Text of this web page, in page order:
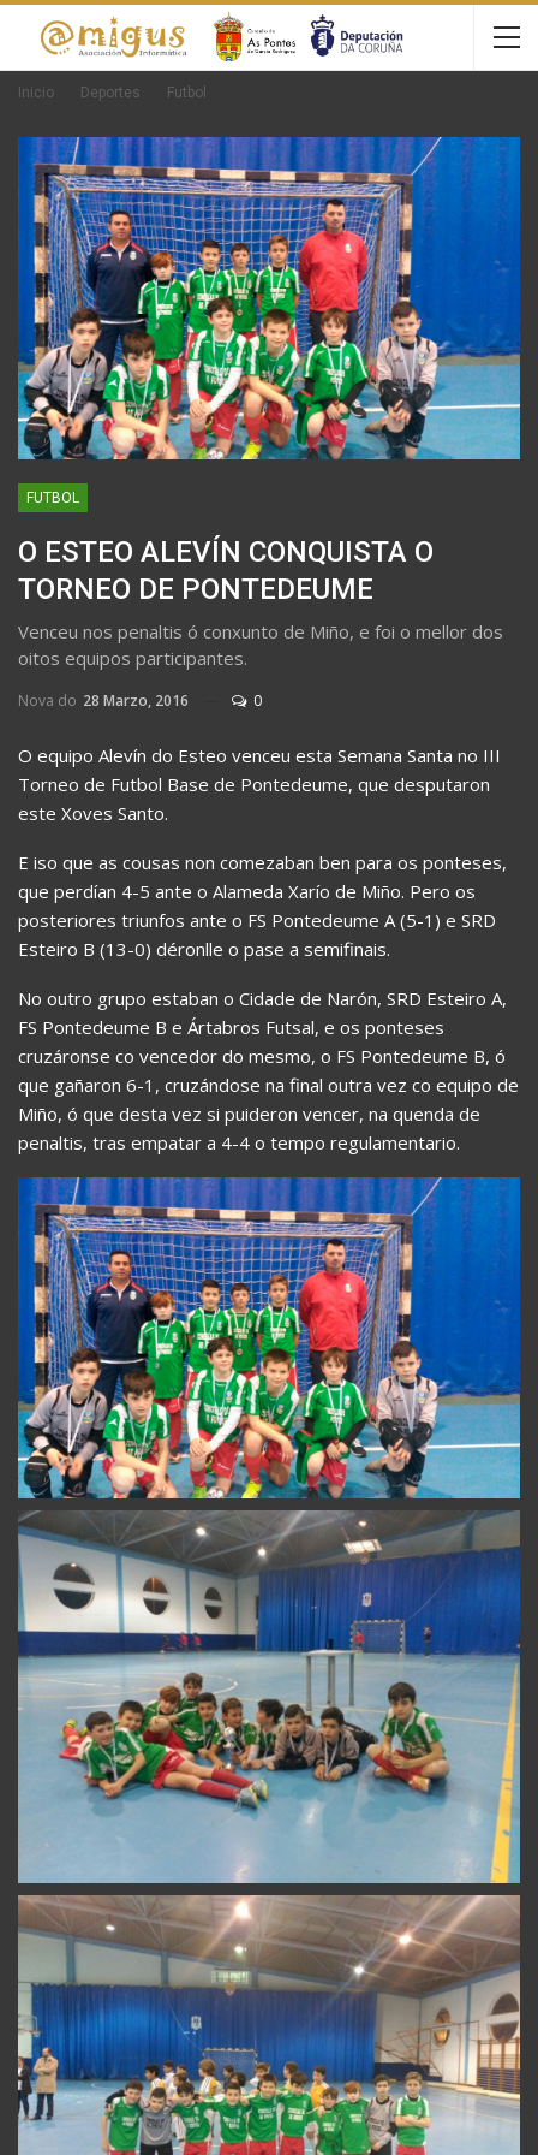
Inicio Deportes Futbol
FUTBOL
O ESTEO ALEVÍN CONQUISTA O
TORNEO DE PONTEDEUME
Venceu nos penaltis ó conxunto de Miño, e foi o mellor dos
oitos equipos participantes.
Nova do 28 Marzo, 2016 0
O equipo Alevín do Esteo venceu esta Semana Santa no III
Torneo de Futbol Base de Pontedeume, que desputaron
este Xoves Santo.
E iso que as cousas non comezaban ben para os ponteses,
que perdían 4-5 ante o Alameda Xarío de Miño. Pero os
posteriores triunfos ante o FS Pontedeume A (5-1) e SRD
Esteiro B (13-0) déronlle o pase a semifinais.
No outro grupo estaban o Cidade de Narón, SRD Esteiro A,
FS Pontedeume B e Ártabros Futsal, e os ponteses
cruzáronse co vencedor do mesmo, o FS Pontedeume B, ó
que gañaron 6-1, cruzándose na final outra vez co equipo de
Miño, ó que desta vez si puideron vencer, na quenda de
penaltis, tras empatar a 4-4 o tempo regulamentario.